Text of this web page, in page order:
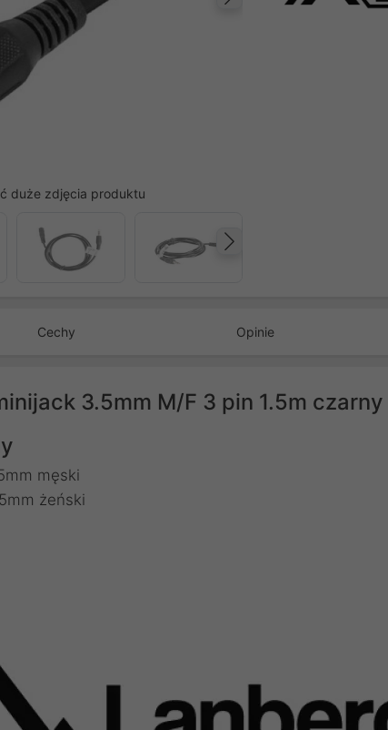
Następny
duże zdjęcia produktu
Cechy Opinie
3.5mm M/F 3 pin 1.5m
męski
żeński